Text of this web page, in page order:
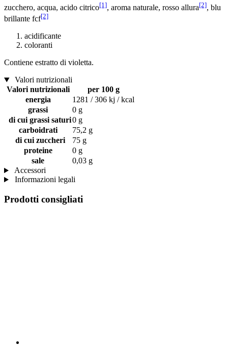
zucchero, acqua, acido citrico[1], aroma naturale, rosso allura[2], blu
brillante fcf[2]
acidificante
coloranti
Contiene estratto di violetta.
Valori nutrizionali
Valori nutrizionali
per 100 g
energia
1281 / 306 kj / kcal
grassi
0 g
di cui grassi saturi0 g
carboidrati
75,2 g
di cui zuccheri
75 g
proteine
0 g
sale
0,03 g
Accessori
Informazioni legali
Prodotti consigliati